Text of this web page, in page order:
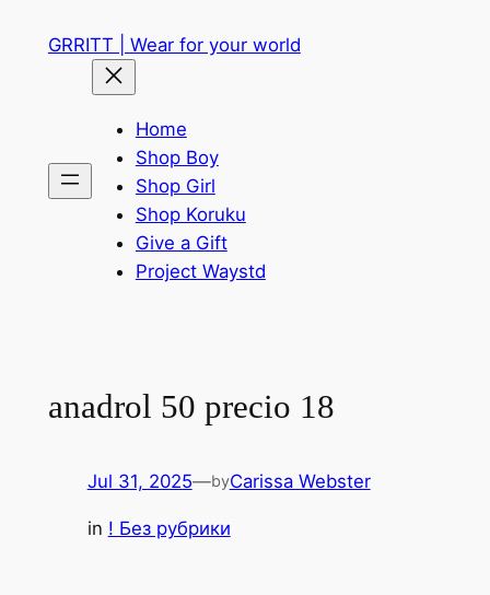
GRRITT | Wear for your world
Home
Shop Boy
Shop Girl
Shop Koruku
Give a Gift
Project Waystd
anadrol 50 precio 18
Jul 31, 2025—byCarissa Webster
in ! Без рубрики